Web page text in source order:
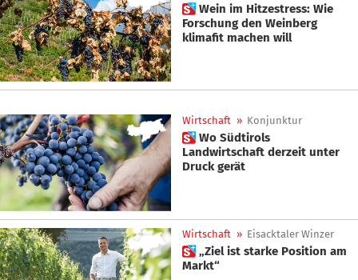
 Wein im Hitzestress: Wie
Forschung den Weinberg
klimafit machen will
Wirtschaft » Konjunktur
 Wo Südtirols
Landwirtschaft derzeit unter
Druck gerät
Wirtschaft » Eisacktaler Winzer
 „Ziel ist starke Position am
Markt“